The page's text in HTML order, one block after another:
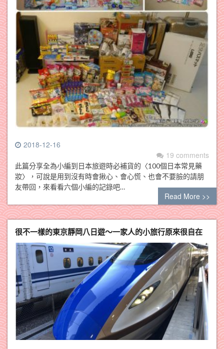
2018-12-16
19 comments
此篇分享全為小編到日本旅遊時必補貨的〈100個日本常見藥
妝〉，可說是用到沒有時會揪心、會心慌、也會不要臉的請朋
友帶回，來看看六個小編的記錄吧…
Read More >>
很不一樣的東京靜岡八日遊～一家人的小旅行原來很自在